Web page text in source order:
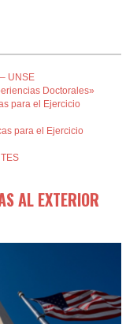
UNSE
Doctorales»
para el Ejercicio
para el Ejercicio
AL EXTERIOR